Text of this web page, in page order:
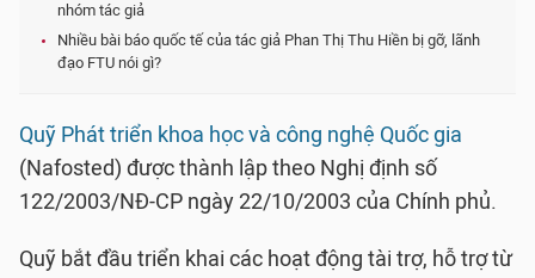
nhóm tác giả
Nhiều bài báo quốc tế của tác giả Phan Thị Thu Hiền bị gỡ, lãnh
đạo FTU nói gì?
Quỹ Phát triển khoa học và công nghệ Quốc gia
(Nafosted) được thành lập theo Nghị định số
122/2003/NĐ-CP ngày 22/10/2003 của Chính phủ.
Quỹ bắt đầu triển khai các hoạt động tài trợ, hỗ trợ từ